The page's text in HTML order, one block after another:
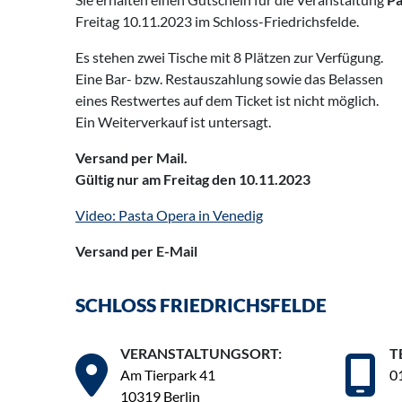
Freitag 10.11.2023 im Schloss-Friedrichsfelde.
Es stehen zwei Tische mit 8 Plätzen zur Verfügung.
Eine Bar- bzw. Restauszahlung sowie das Belassen
eines Restwertes auf dem Ticket ist nicht möglich.
Ein Weiterverkauf ist untersagt.
Versand per Mail.
Gültig nur am Freitag den 10.11.2023
Video: Pasta Opera in Venedig
Versand per E-Mail
SCHLOSS FRIEDRICHSFELDE
VERANSTALTUNGSORT:
Am Tierpark 41
10319 Berlin